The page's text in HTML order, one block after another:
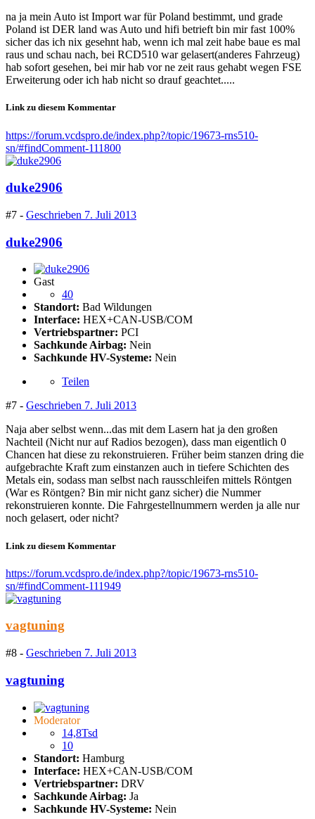
na ja mein Auto ist Import war für Poland bestimmt, und grade
Poland ist DER land was Auto und hifi betrieft bin mir fast 100%
sicher das ich nix gesehnt hab, wenn ich mal zeit habe baue es mal
raus und schau nach, bei RCD510 war gelasert(anderes Fahrzeug)
hab sofort gesehen, bei mir hab vor ne zeit raus gehabt wegen FSE
Erweiterung oder ich hab nicht so drauf geachtet.....
Link zu diesem Kommentar
https://forum.vcdspro.de/index.php?/topic/19673-rns510-
sn/#findComment-111800
duke2906
#7 - Geschrieben 7. Juli 2013
duke2906
Gast
40
Standort: Bad Wildungen
Interface: HEX+CAN-USB/COM
Vertriebspartner: PCI
Sachkunde Airbag: Nein
Sachkunde HV-Systeme: Nein
Teilen
#7 - Geschrieben 7. Juli 2013
Naja aber selbst wenn...das mit dem Lasern hat ja den großen
Nachteil (Nicht nur auf Radios bezogen), dass man eigentlich 0
Chancen hat diese zu rekonstruieren. Früher beim stanzen dring die
aufgebrachte Kraft zum einstanzen auch in tiefere Schichten des
Metals ein, sodass man selbst nach rausschleifen mittels Röntgen
(War es Röntgen? Bin mir nicht ganz sicher) die Nummer
rekonstruieren konnte. Die Fahrgestellnummern werden ja alle nur
noch gelasert, oder nicht?
Link zu diesem Kommentar
https://forum.vcdspro.de/index.php?/topic/19673-rns510-
sn/#findComment-111949
vagtuning
#8 - Geschrieben 7. Juli 2013
vagtuning
Moderator
14,8Tsd
10
Standort: Hamburg
Interface: HEX+CAN-USB/COM
Vertriebspartner: DRV
Sachkunde Airbag: Ja
Sachkunde HV-Systeme: Nein